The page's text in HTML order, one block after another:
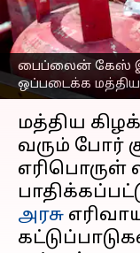
பைப்லைன் கேஸ்
ஒப்படைக்க மத்திய
எழுதியவர் Sekar
செய்தி
மத்திய
வரும் போர்
எரிபொருள்
அரசு